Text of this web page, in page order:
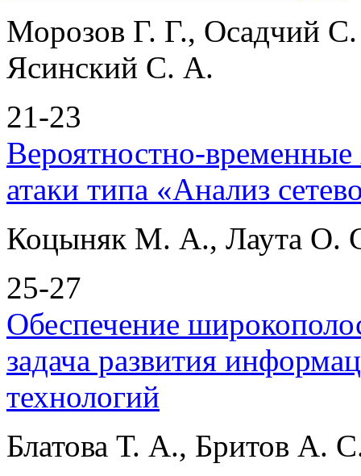
Морозов Г. Г., Осадчий
Ясинский С. А.
21-23
Вероятностно-
атаки типа «Анализ
Коцыняк М. А., Лаута О.
25-27
Обеспечение
задача развития
технологий
Блатова Т. А., Бритов А.